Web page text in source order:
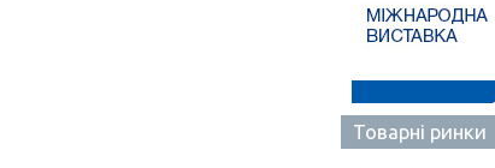
Товарні ринки